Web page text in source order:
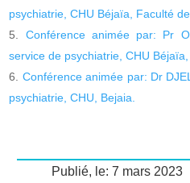
psychiatrie, CHU Béjaïa, Faculté
Conférence animée par: Pr
service de psychiatrie, CHU
Conférence animée par: Dr
psychiatrie, CHU, Bejaia.
Publié, le: 7 mars 2023